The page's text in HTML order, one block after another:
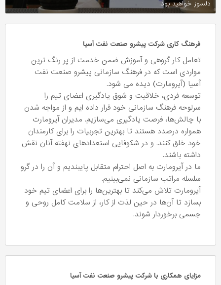
دلسوز خواهید بود.
فرهنگ کاری شرکت پیشرو صنعت نفت آسیا
تعامل کار گروهی و آموزش ضمن خدمت از پر رنگ ترین
مواردی است که در فرهنگ سازمانی پیشرو صنعت نفت
آسیا (آیرومارت) دیده می شود.
توسعه فردی، خلاقیت و شوق یادگیری اعضای تیم را
سرلوحه فرهنگ سازمانی خود قرار داده ایم و از مواجه شدن
با چالش‌ها، فرصت یادگیری می‌سازیم. مدیران آیرومارت
همواره درصدد هستند تا بهترین تجربیات را برای کارمندان
خود خلق کنند. و در شکوفایی استعدادهای نهفته آنان نقش
داشته باشند.
ما در آیرومارت به اصل احترام متقابل پایبندیم و آن را در گرو
سلسله مراتب سازمانی نمی‌بینیم.
آیرومارت تلاش می‌کند تا بهترین‌ها را برای اعضای تیم خود
بسازد تا آن‌ها در حین لذت از کار، از سلامت کامل روحی و
جسمی برخوردار شوند.
مزایای همکاری با شرکت پیشرو صنعت نفت آسیا